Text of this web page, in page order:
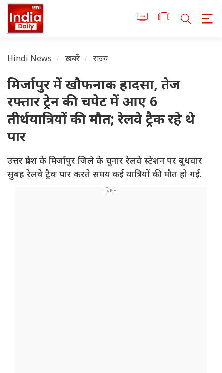
Hindi News ख़बरें राज्य
मिर्जापुर में खौफनाक हादसा, तेज
रफ्तार ट्रेन की चपेट में आए 6
तीर्थयात्रियों की मौत; रेलवे ट्रैक रहे थे
पार
उत्तर प्रदेश के मिर्जापुर जिले के चुनार रेलवे स्टेशन पर बुधवार
सुबह रेलवे ट्रैक पार करते समय कई यात्रियों की मौत हो गई.